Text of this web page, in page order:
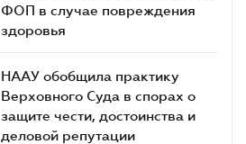
ФОП в случае повреждения
здоровья
НААУ обобщила практику
Верховного Суда в спорах о
защите чести, достоинства и
деловой репутации